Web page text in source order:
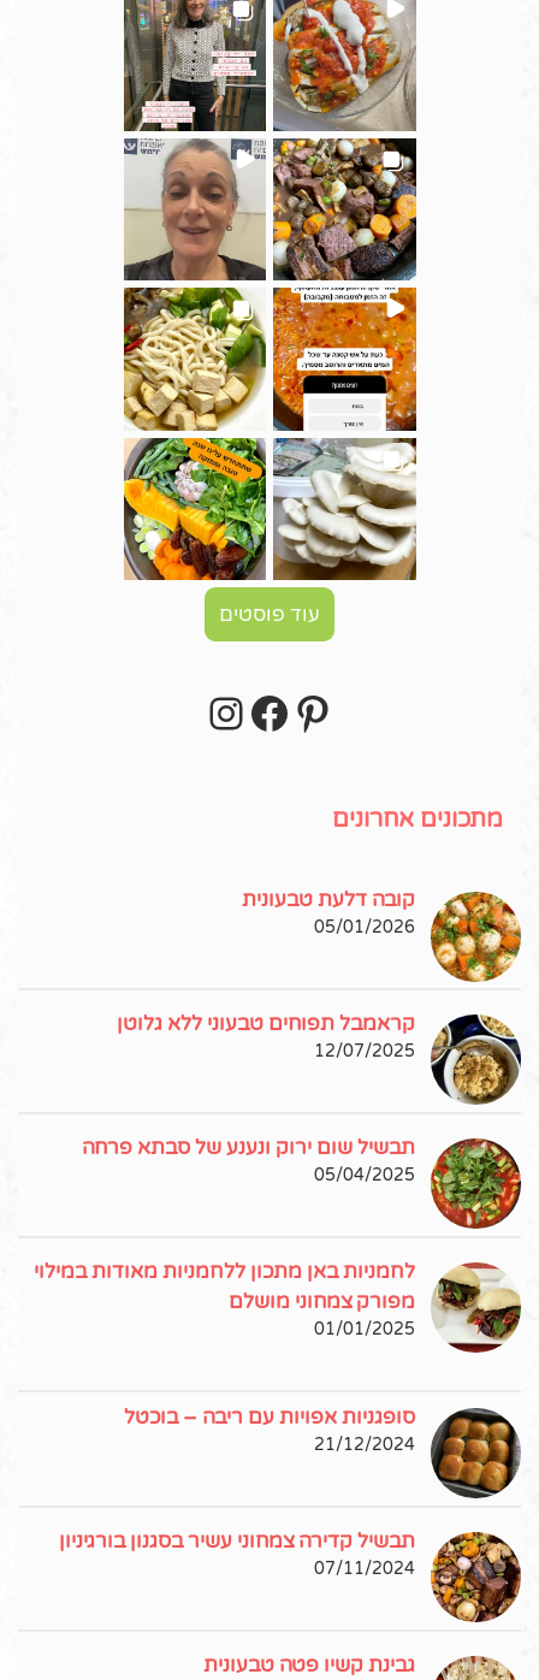
עוד פוסטים
Pinterest
Facebook
מתכונים אחרונים
קובה דלעת טבעונית
05/01/2026
קראמבל תפוחים טבעוני ללא גלוטן
12/07/2025
תבשיל שום ירוק ונענע של סבתא פרחה
05/04/2025
לחמניות באן מתכון ללחמניות מאודות במילוי
מפורק צמחוני מושלם
01/01/2025
סופגניות אפויות עם ריבה – בוכטל
21/12/2024
תבשיל קדירה צמחוני עשיר בסגנון בורגיניון
07/11/2024
גבינת קשיו פטה טבעונית